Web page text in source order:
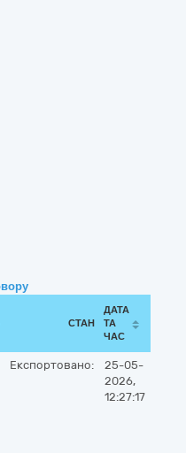
СТАН
ДАТА
ТА
ЧАС
Експортовано:
25-05-
2026,
12:27:17